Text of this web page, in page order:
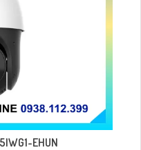
EHUN